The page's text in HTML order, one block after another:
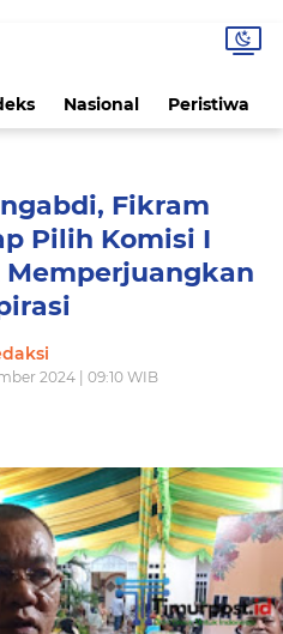
Nasional Peristiwa
Fikram
Pilih Komisi I
Memperjuangkan
2024 | 09:10 WIB